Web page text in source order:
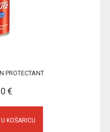
PROTECTANT
€
KOŠARICU